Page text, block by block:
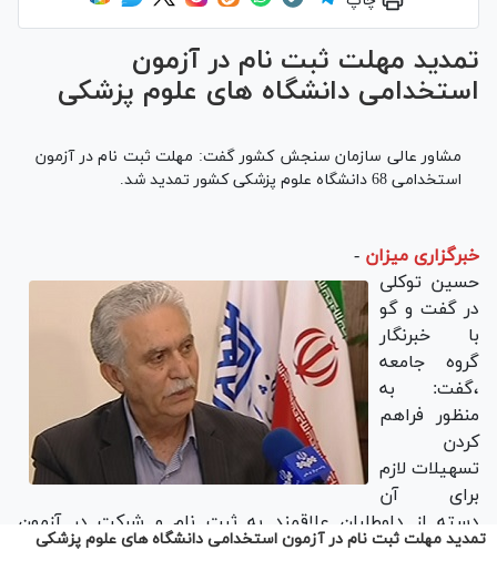
تمدید مهلت ثبت نام در آزمون استخدامی دانشگاه های علوم پزشکی